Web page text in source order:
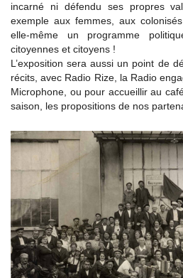
incarné ni défendu ses propres
exemple aux femmes, aux
elle-même un programme
citoyennes et citoyens !
L’exposition sera aussi un point de
récits, avec Radio Rize, la Radio
Microphone, ou pour accueillir au
saison, les propositions de nos